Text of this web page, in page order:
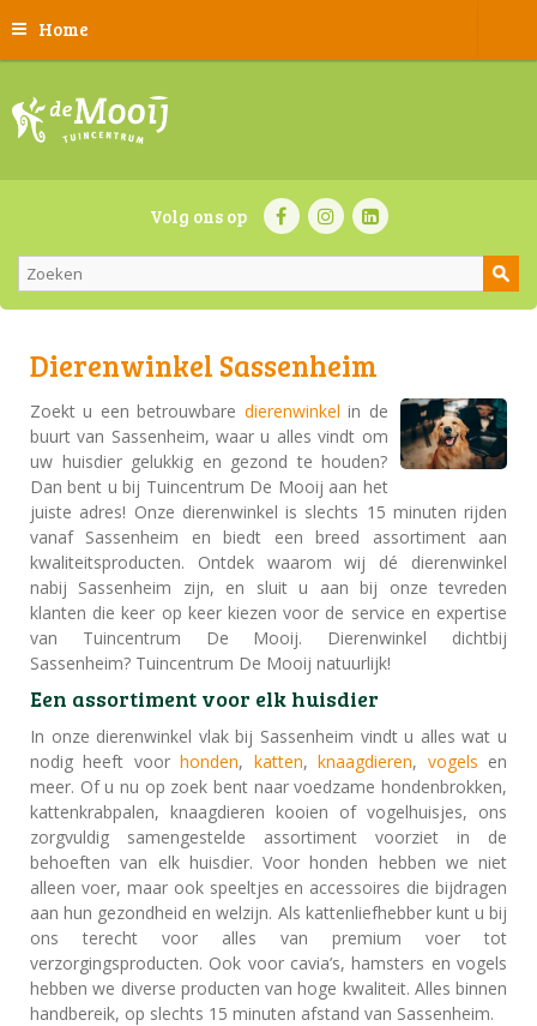
Home
Volg ons op
Dierenwinkel Sassenheim
Zoekt u een betrouwbare dierenwinkel in de
buurt van Sassenheim, waar u alles vindt om
uw huisdier gelukkig en gezond te houden?
Dan bent u bij Tuincentrum De Mooij aan het
juiste adres! Onze dierenwinkel is slechts 15 minuten rijden
vanaf Sassenheim en biedt een breed assortiment aan
kwaliteitsproducten. Ontdek waarom wij dé dierenwinkel
nabij Sassenheim zijn, en sluit u aan bij onze tevreden
klanten die keer op keer kiezen voor de service en expertise
van Tuincentrum De Mooij. Dierenwinkel dichtbij
Sassenheim? Tuincentrum De Mooij natuurlijk!
Een assortiment voor elk huisdier
In onze dierenwinkel vlak bij Sassenheim vindt u alles wat u
nodig heeft voorhonden, katten,knaagdieren, vogels en
meer. Of u nu op zoek bent naar voedzame hondenbrokken,
kattenkrabpalen, knaagdieren kooien of vogelhuisjes, ons
zorgvuldig samengestelde assortiment voorziet in de
behoeften van elk huisdier. Voor honden hebben we niet
alleen voer, maar ook speeltjes en accessoires die bijdragen
aan hun gezondheid en welzijn. Als kattenliefhebber kunt u bij
ons terecht voor alles van premium voer tot
verzorgingsproducten. Ook voor cavia’s, hamsters en vogels
hebben we diverse producten van hoge kwaliteit. Alles binnen
handbereik, op slechts 15 minuten afstand van Sassenheim.